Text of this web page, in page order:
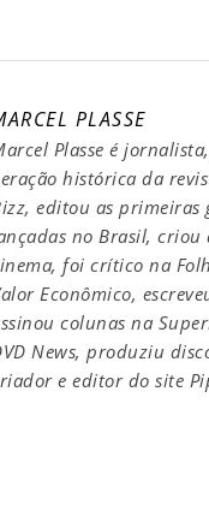
PLASSE
Plasse é
histórica da
editou as primeiras
no Brasil, criou
foi crítico na
Econômico,
colunas na
News, produziu
e editor do site